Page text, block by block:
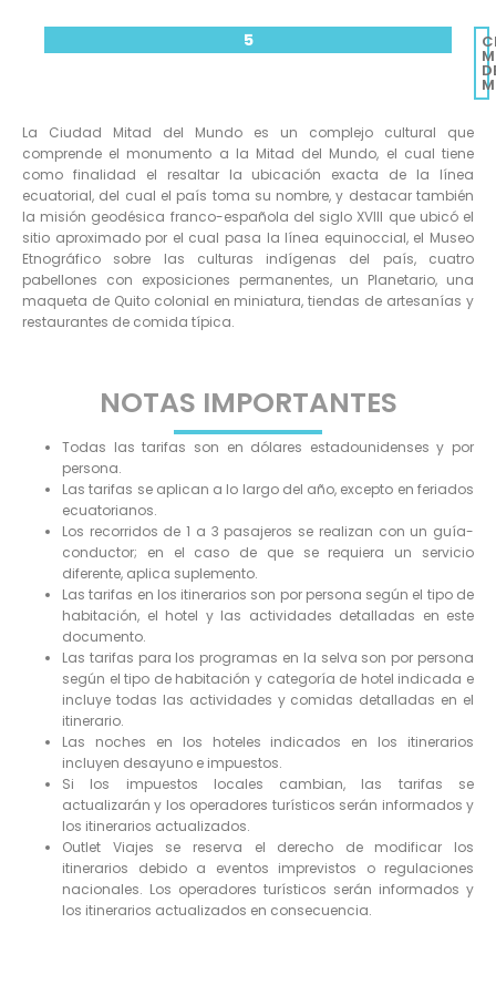
5
La Ciudad Mitad del Mundo es un complejo cultural que
comprende el monumento a la Mitad del Mundo, el cual tiene
como finalidad el resaltar la ubicación exacta de la línea
ecuatorial, del cual el país toma su nombre, y destacar también
la misión geodésica franco-española del siglo XVIII que ubicó el
sitio aproximado por el cual pasa la línea equinoccial, el Museo
Etnográfico sobre las culturas indígenas del país, cuatro
pabellones con exposiciones permanentes, un Planetario, una
maqueta de Quito colonial en miniatura, tiendas de artesanías y
restaurantes de comida típica.
NOTAS IMPORTANTES
Todas las tarifas son en dólares estadounidenses y por
persona.
Las tarifas se aplican a lo largo del año, excepto en feriados
ecuatorianos.
Los recorridos de 1 a 3 pasajeros se realizan con un guía-
conductor; en el caso de que se requiera un servicio
diferente, aplica suplemento.
Las tarifas en los itinerarios son por persona según el tipo de
habitación, el hotel y las actividades detalladas en este
documento.
Las tarifas para los programas en la selva son por persona
según el tipo de habitación y categoría de hotel indicada e
incluye todas las actividades y comidas detalladas en el
itinerario.
Las noches en los hoteles indicados en los itinerarios
incluyen desayuno e impuestos.
Si los impuestos locales cambian, las tarifas se
actualizarán y los operadores turísticos serán informados y
los itinerarios actualizados.
Outlet Viajes se reserva el derecho de modificar los
itinerarios debido a eventos imprevistos o regulaciones
nacionales. Los operadores turísticos serán informados y
los itinerarios actualizados en consecuencia.